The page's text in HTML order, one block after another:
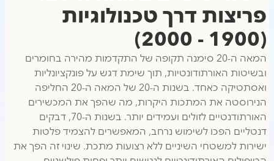
פריצות דרך טכנולוגיות
(1900 - 2000)
המאה ה-20 סימנה תקופה של התקדמות מהירה בחומרים
ובשיטות האורתודונטיות, תוך שימת דגש על פונקציונליות
ואסתטיקה כאחד. בשנות ה-20 של המאה ה-20 החליפה
הנירוסטה את המתכות היקרות, מה שהפך את המכשירים
האורתודנטיים לזולים ועמידים יותר. בשנות ה-70, דבקים
דנטליים הפכו לשימוש נרחב, המאפשרים להצמיד פלטות
ישירות למשטחי השיניים ללא רצועות מתכת. שינוי זה הפך את